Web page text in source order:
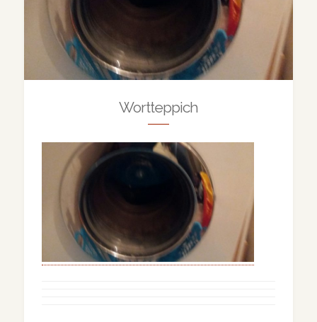
Wortteppich